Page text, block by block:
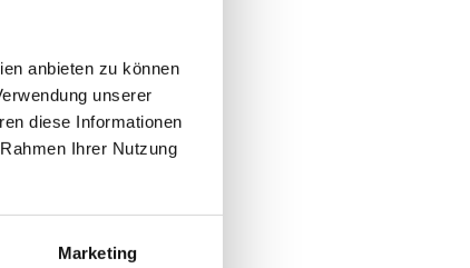
anbieten zu können
unserer
diese Informationen
Ihrer Nutzung
Marketing